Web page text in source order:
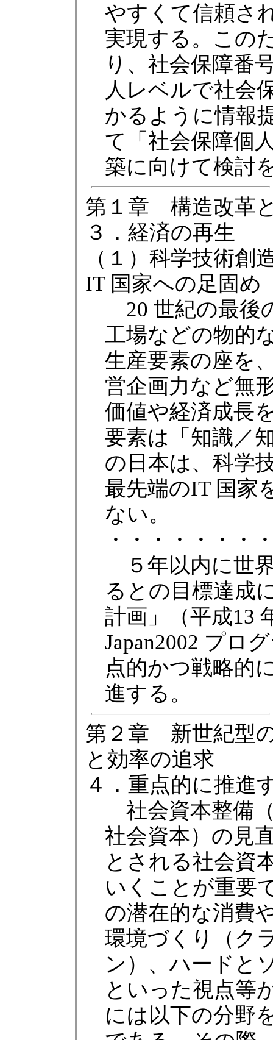
やすくて信頼さ
実現する。この
り、社会保障番
人レベルで社会
かるように情報
て「社会保障個
築に向けて検討
第１章 構造改革
３．経済の再生
（１）科学技術創
IT 国家への足固め
20 世紀の最後
工場などの物的
生産要素の座を
営企画力など無
価値や経済成長
要素は「知識／
の日本は、科学
最先端のIT 国家
ない。
・・・・・・・
５年以内に世
るとの目標達成
計画」（平成13
Japan2002 プロ
点的かつ戦略的
進する。
第２章 新世紀型
と効率の追求
４．重点的に推進
社会資本整備
社会資本）の見
とされる社会資
いくことが重要
の潜在的な消費
環境づくり（ク
ン）、ハードと
といった視点等
には以下の分野